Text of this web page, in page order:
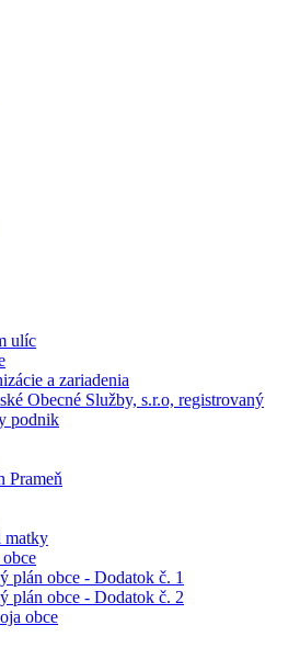
ulíc
a zariadenia
Obecné Služby, s.r.o, registrovaný
podnik
Prameň
matky
plán obce - Dodatok č. 1
plán obce - Dodatok č. 2
obce